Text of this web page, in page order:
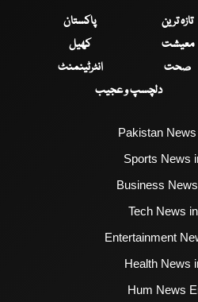
تازہ ترین
پاکستان
معیشت
کھیل
صحت
انٹرٹینمنٹ
دلچسپ و عجیب
Pakistan
Sports News
Business
Tech News
Entertainment
Health News
Hum News